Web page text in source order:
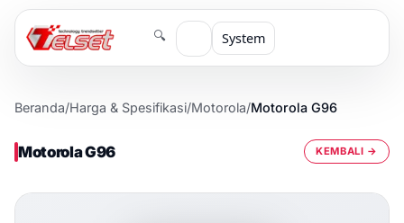
🔍 System
Beranda/Harga & Spesifikasi/Motorola/Motorola G96
Motorola G96 KEMBALI →